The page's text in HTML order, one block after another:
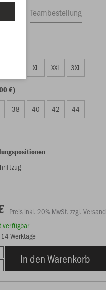
Teambestellung
XL XXL 3XL
€)
38 40 42 44
Preis inkl. 20% MwSt. zzgl. Versand
verfügbar
Werktage
In den Warenkorb